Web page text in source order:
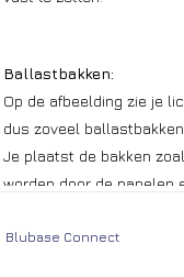
Ballastbakken:
Op de afbeelding zie je
dus zoveel
Je plaatst de bakken
worden door de panelen
Blubase Connect